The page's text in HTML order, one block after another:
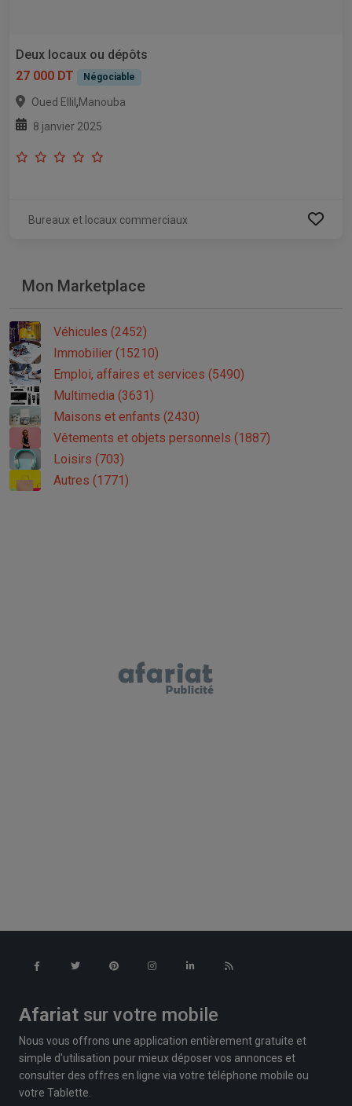
Deux locaux ou dépôts
27 000 DT
Négociable
Oued Ellil ,Manouba
8 janvier 2025
Bureaux et locaux commerciaux
Mon Marketplace
Véhicules (2452)
Immobilier (15210)
Emploi, affaires et services (5490)
Multimedia (3631)
Maisons et enfants (2430)
Vêtements et objets personnels (1887)
Loisirs (703)
Autres (1771)
Afariat sur votre mobile
Nous vous offrons une application entièrement gratuite et
simple d'utilisation pour mieux déposer vos annonces et
consulter des offres en ligne via votre téléphone mobile ou
votre Tablette.